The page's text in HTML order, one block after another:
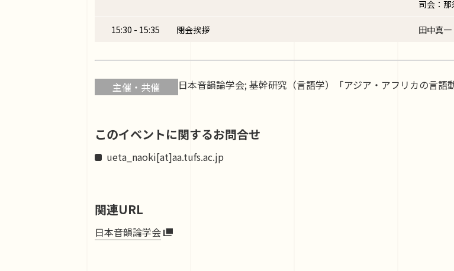
司会：那
15:30 - 15:35 閉会挨拶 田中真一
主催・共催 日本音韻論学会; 基幹研究（言語学）「アジア・アフリカの言語
このイベントに関するお問合せ
ueta_naoki[at]aa.tufs.ac.jp
関連URL
日本音韻論学会